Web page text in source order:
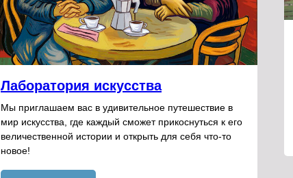
Лаборатория искусства
Мы приглашаем вас в удивительное путешествие в
мир искусства, где каждый сможет прикоснуться к его
величественной истории и открыть для себя что-то
новое!